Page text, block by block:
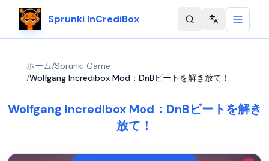
Sprunki InCrediBox Change
ホーム/Sprunki Game
/Wolfgang Incredibox Mod：DnBビートを解き放て！
Wolfgang Incredibox Mod：DnBビートを解き
放て！